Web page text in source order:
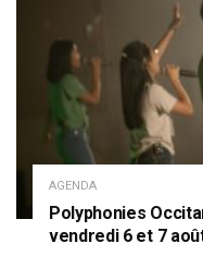
AGENDA
Polyphonies
vendredi 6 et 7